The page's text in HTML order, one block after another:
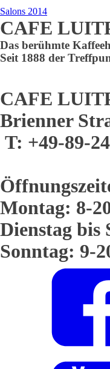
Salons 2014
CAFE
Das berühmte
Seit 1888 der
CAFE
Brienner
T: +49-89-
Montag: 8-
Dienstag bis
Sonntag: 9-